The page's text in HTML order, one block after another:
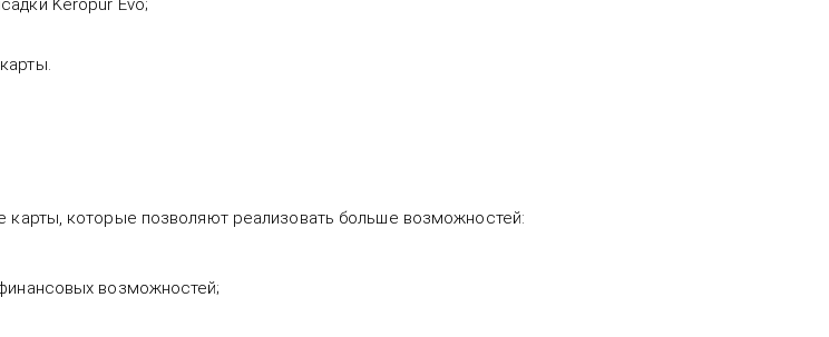
Keropur Evo;
карты, которые позволяют реализовать больше возможностей:
возможностей;